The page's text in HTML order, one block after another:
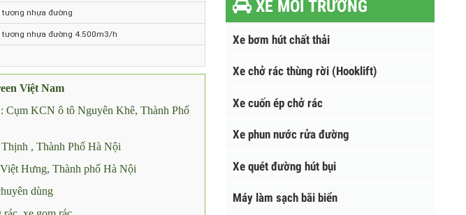
tương nhựa đường
tương nhựa đường 4.500m3/h
Việt Nam
: Cụm KCN ô tô Nguyên Khê, Thành Phố
Thịnh , Thành Phố Hà Nội
Việt Hưng, Thành phố Hà Nội
chuyên dùng
XE MÔI TRƯỜNG
Xe bơm hút chất thải
Xe chở rác thùng rời (Hooklift)
Xe cuốn ép chở rác
Xe phun nước rửa đường
Xe quét đường hút bụi
Máy làm sạch bãi biển